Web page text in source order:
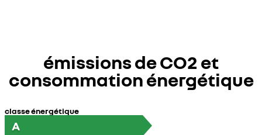
émissions de CO2 et
consommation énergétique
classe énergétique
A